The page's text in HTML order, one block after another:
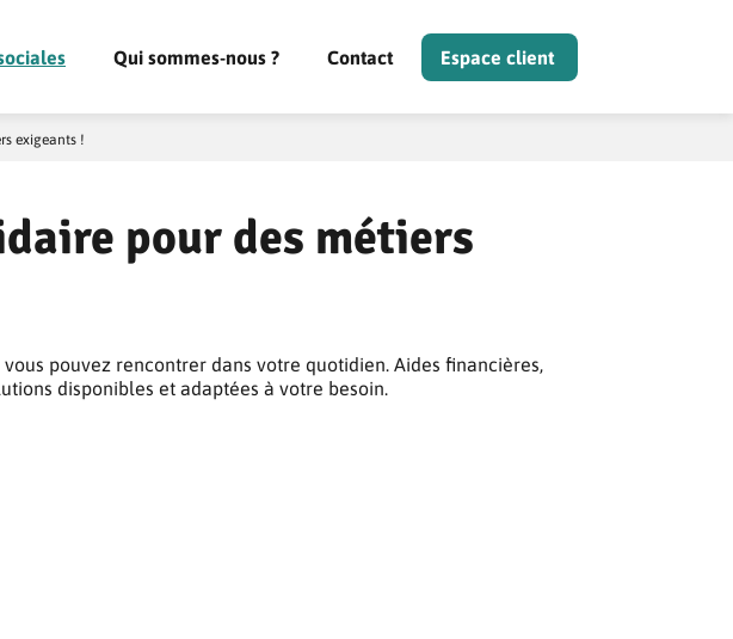
Qui sommes-nous ? Contact Espace client
exigeants !
pour des métiers
pouvez rencontrer dans votre quotidien. Aides financières,
disponibles et adaptées à votre besoin.